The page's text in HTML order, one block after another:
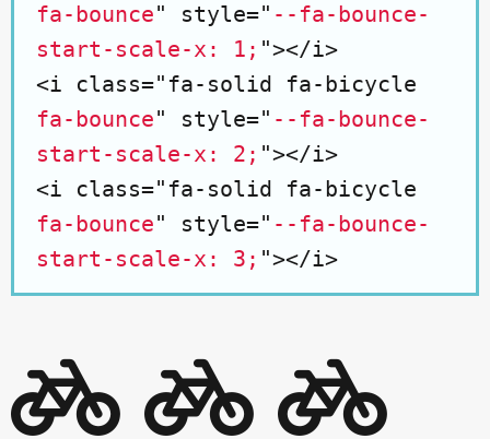
fa-bounce" style=" --fa-bounce-
start-scale-x: 1; "></i>
<i class="fa-solid fa-bicycle
fa-bounce" style=" --fa-bounce-
start-scale-x: 2; "></i>
<i class="fa-solid fa-bicycle
fa-bounce" style=" --fa-bounce-
start-scale-x: 3; "></i>